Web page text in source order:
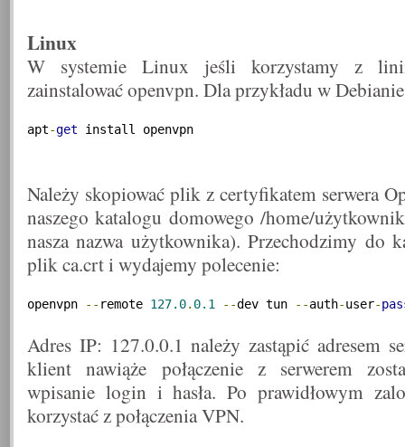
Linux
W systemie Linux jeśli korzystamy z
zainstalować openvpn. Dla przykładu w
apt-get install openvpn
Należy skopiować plik z certyfikatem serwera
naszego katalogu domowego /home/
nasza nazwa użytkownika). Przechodzimy do
plik ca.crt i wydajemy polecenie:
openvpn -- remote 127.0. 0.1 --dev tun --auth-user-
Adres IP: 127.0.0.1 należy zastąpić adresem
klient nawiąże połączenie z serwerem
wpisanie login i hasła. Po prawidłowym
korzystać z połączenia VPN.